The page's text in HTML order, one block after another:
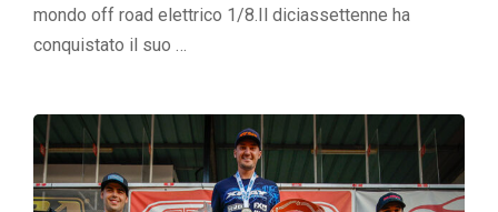
mondo off road elettrico 1/8.Il diciassettenne ha
conquistato il suo …